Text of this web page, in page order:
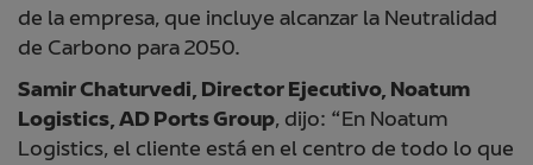
de la empresa, que incluye alcanzar la Neutralidad
de Carbono para 2050.
Samir Chaturvedi, Director Ejecutivo, Noatum
Logistics, AD Ports Group, dijo: “En Noatum
Logistics, el cliente está en el centro de todo lo que